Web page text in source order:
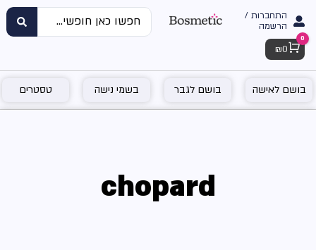
התחברות /
הרשמה
Cart
0
₪ 0
בושם לאישה בושם לגבר בשמי נישה טסטרים
chopard